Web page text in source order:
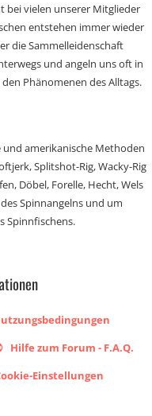
bei vielen unserer Mitglieder
entstehen immer wieder
die Sammelleidenschaft
und angeln uns oft in
Phänomenen des Alltags.
amerikanische Methoden
Splitshot-Rig, Wacky-Rig
Döbel, Forelle, Hecht, Wels
Spinnangelns und um
Spinnfischens.
Hilfe zum Forum - F.A.Q.
Einstellungen